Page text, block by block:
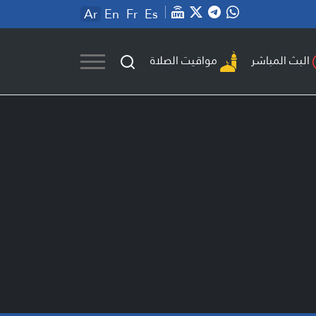
Ar En Fr Es
البث المباشر مواقيت الصلاة